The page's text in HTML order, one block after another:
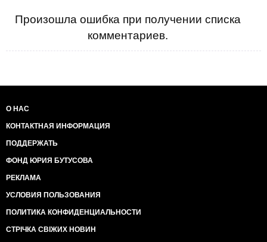
Произошла ошибка при получении списка
комментариев.
О НАС
КОНТАКТНАЯ ИНФОРМАЦИЯ
ПОДДЕРЖАТЬ
ФОНД ЮРИЯ БУТУСОВА
РЕКЛАМА
УСЛОВИЯ ПОЛЬЗОВАНИЯ
ПОЛИТИКА КОНФИДЕНЦИАЛЬНОСТИ
СТРІЧКА СВІЖИХ НОВИН